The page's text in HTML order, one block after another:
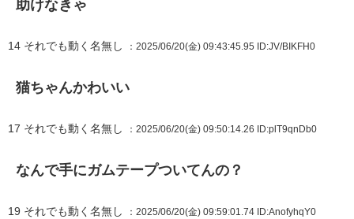
助けなきゃ
14 それでも動く名無し ：2025/06/20(金) 09:43:45.95 ID:JV/BIKFH0
猫ちゃんかわいい
17 それでも動く名無し ：2025/06/20(金) 09:50:14.26 ID:plT9qnDb0
なんで手にガムテープついてんの？
19 それでも動く名無し ：2025/06/20(金) 09:59:01.74 ID:AnofyhqY0